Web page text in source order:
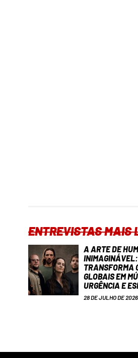
ENTREVISTAS MAIS
A ARTE DE
TRANSFORMA
GLOBAIS EM
URGÊNCIA E
28 DE JULHO DE 2026